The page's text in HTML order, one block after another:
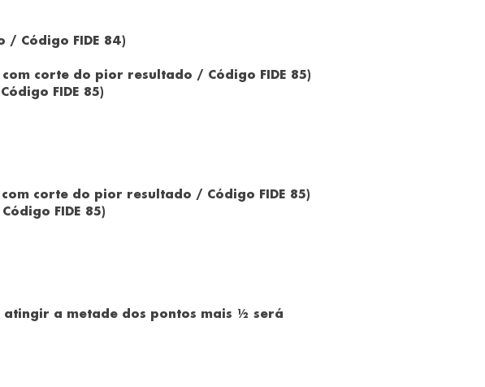
/ Código FIDE 84)
corte do pior resultado / Código FIDE 85)
FIDE 85)
corte do pior resultado / Código FIDE 85)
FIDE 85)
atingir a metade dos pontos mais ½ será